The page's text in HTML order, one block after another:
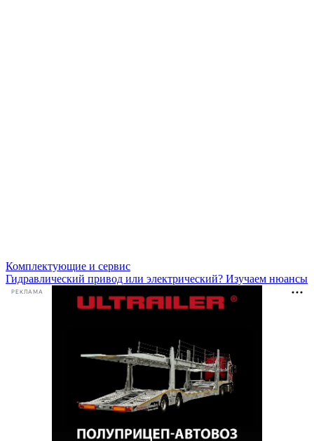
Комплектующие и сервис
Гидравлический привод или электрический? Изучаем нюансы
РЕКЛАМА